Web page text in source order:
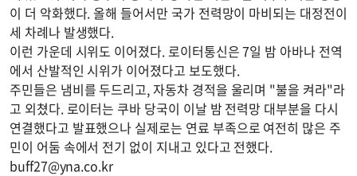
이 더 악화했다. 올해 들어서만 국가 전력망이 마비되는 대정전이
세 차례나 발생했다.
이런 가운데 시위도 이어졌다. 로이터통신은 7일 밤 아바나 전역
에서 산발적인 시위가 이어졌다고 보도했다.
주민들은 냄비를 두드리고, 자동차 경적을 울리며 "불을 켜라"라
고 외쳤다. 로이터는 쿠바 당국이 이날 밤 전력망 대부분을 다시
연결했다고 발표했으나 실제로는 연료 부족으로 여전히 많은 주
민이 어둠 속에서 전기 없이 지내고 있다고 전했다.
buff27@yna.co.kr